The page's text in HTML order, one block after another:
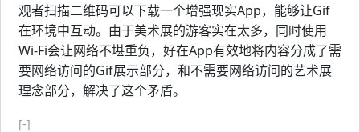
观者扫描二维码可以下载一个增强现实App，能够让Gif
在环境中互动。由于美术展的游客实在太多，同时使用
Wi-Fi会让网络不堪重负，好在App有效地将内容分成了需
要网络访问的Gif展示部分，和不需要网络访问的艺术展
理念部分，解决了这个矛盾。
[-]